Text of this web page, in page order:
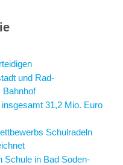
und Rad-
Bahnhof
31,2 Mio. Euro
Schulradeln
Schule in Bad Soden-